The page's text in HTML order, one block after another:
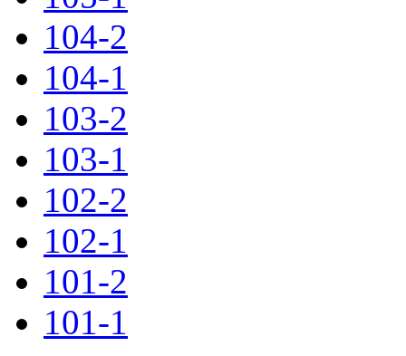
104-2
104-1
103-2
103-1
102-2
102-1
101-2
101-1